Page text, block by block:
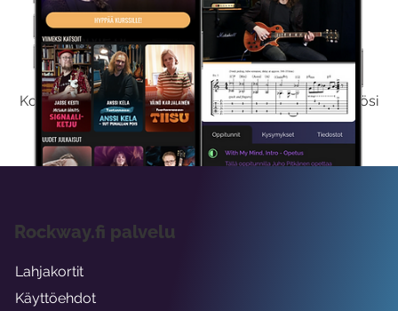
Kokeile Ilmaiseksi
Kokeilemalla ilmaiseksi saat koko sisältömme käyttöösi
viikon ajaksi.
Rockway.fi palvelu
Lahjakortit
Käyttöehdot